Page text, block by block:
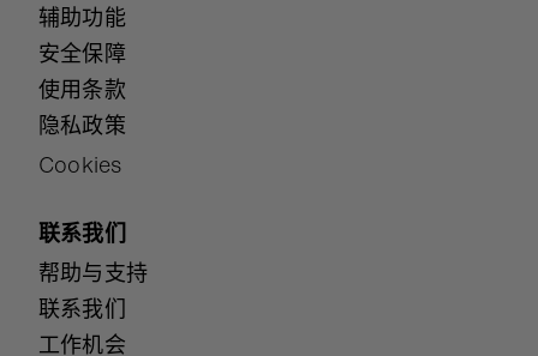
辅助功能
安全保障
使用条款
隐私政策
Cookies
联系我们
帮助与支持
联系我们
工作机会